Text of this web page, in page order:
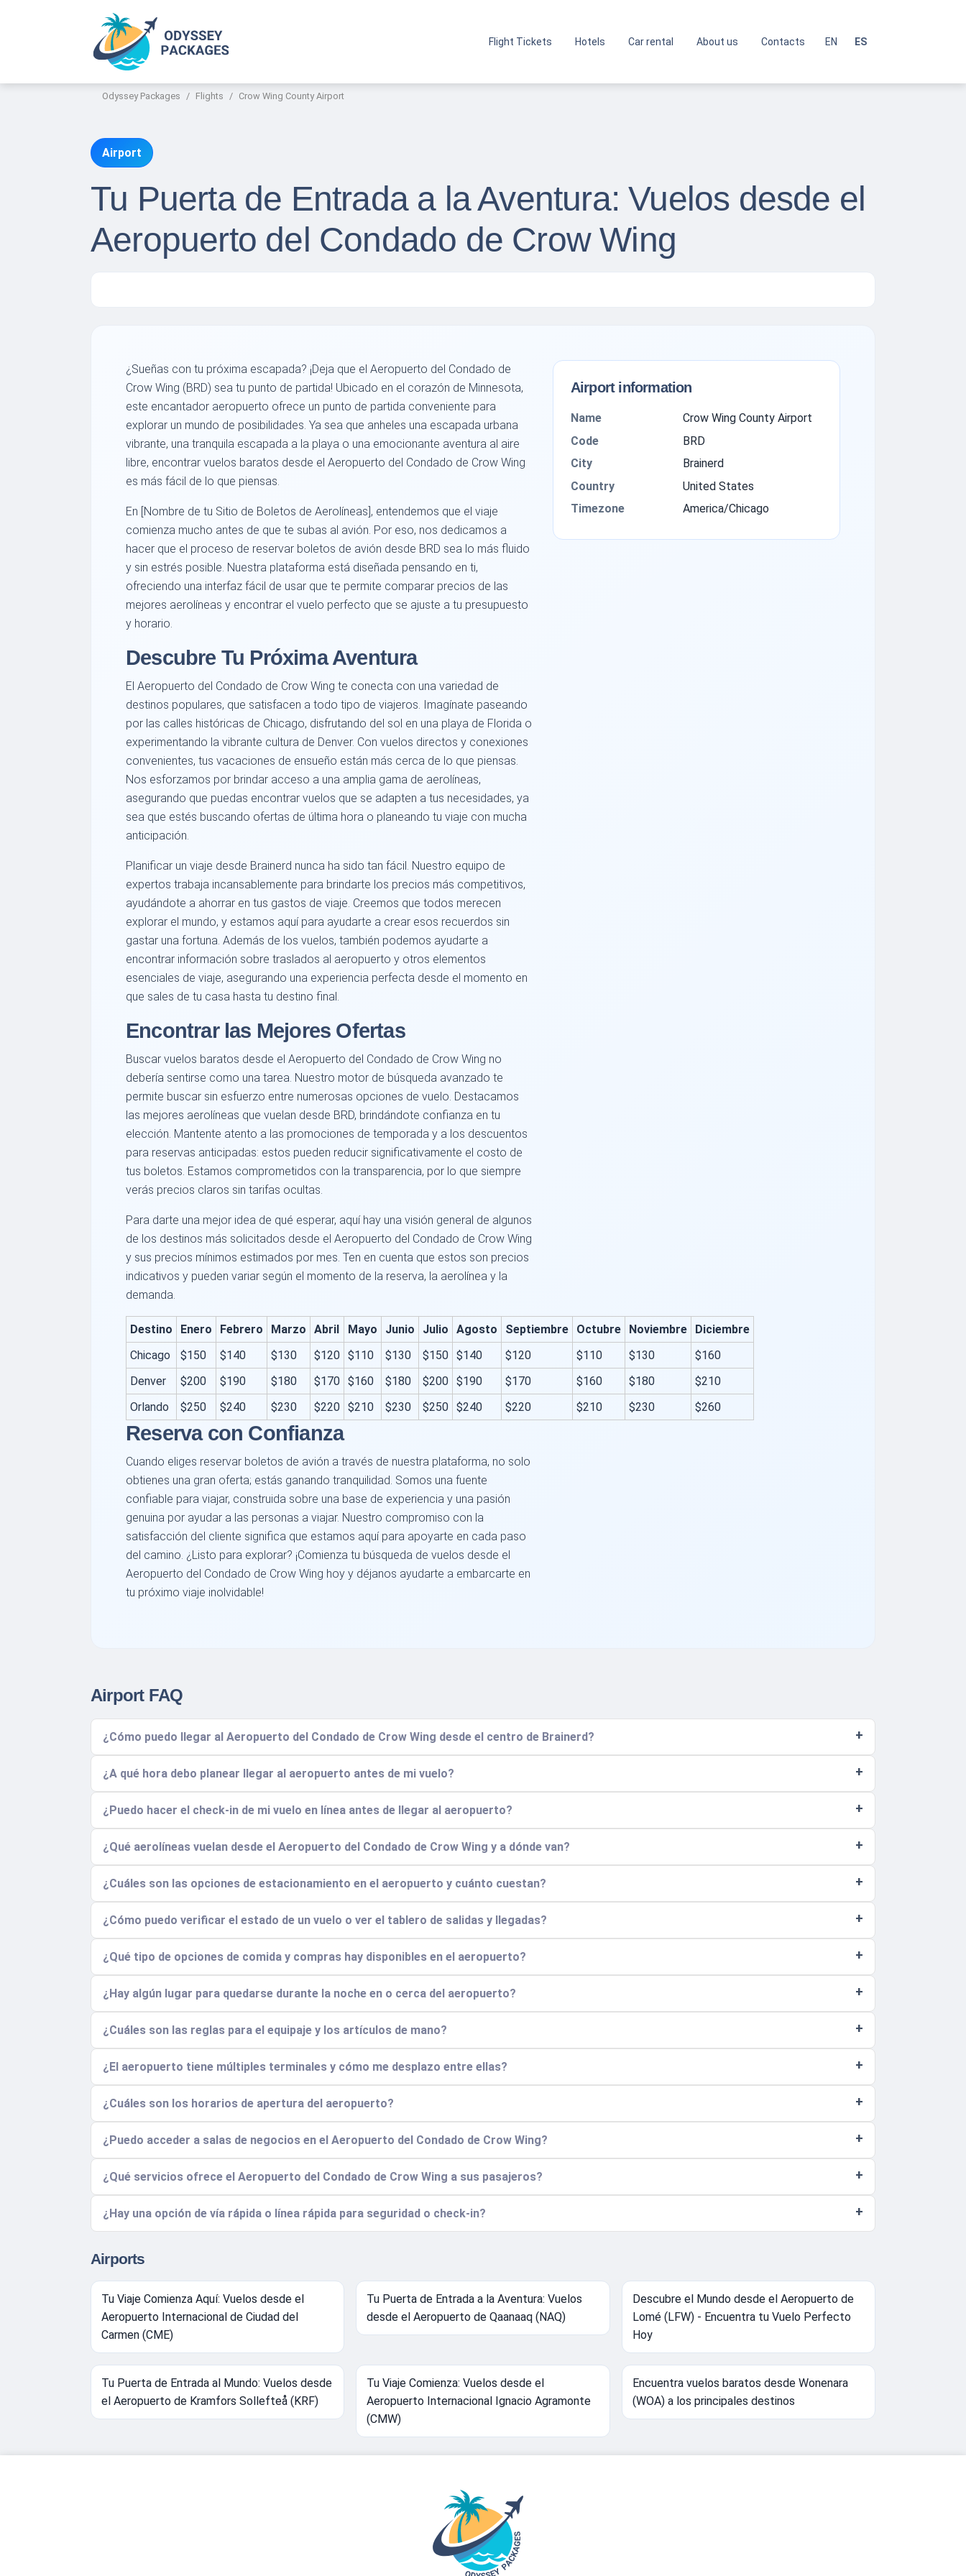
Flight Tickets Hotels Car rental About us Contacts EN ES
Odyssey Packages Flights Crow Wing County Airport
Airport
Tu Puerta de Entrada a la Aventura: Vuelos desde el
Aeropuerto del Condado de Crow Wing
¿Sueñas con tu próxima escapada? ¡Deja que el Aeropuerto del Condado de
Crow Wing (BRD) sea tu punto de partida! Ubicado en el corazón de Minnesota,
este encantador aeropuerto ofrece un punto de partida conveniente para
explorar un mundo de posibilidades. Ya sea que anheles una escapada urbana
vibrante, una tranquila escapada a la playa o una emocionante aventura al aire
libre, encontrar vuelos baratos desde el Aeropuerto del Condado de Crow Wing
es más fácil de lo que piensas.
En [Nombre de tu Sitio de Boletos de Aerolíneas], entendemos que el viaje
comienza mucho antes de que te subas al avión. Por eso, nos dedicamos a
hacer que el proceso de reservar boletos de avión desde BRD sea lo más fluido
y sin estrés posible. Nuestra plataforma está diseñada pensando en ti,
ofreciendo una interfaz fácil de usar que te permite comparar precios de las
mejores aerolíneas y encontrar el vuelo perfecto que se ajuste a tu presupuesto
y horario.
Descubre Tu Próxima Aventura
El Aeropuerto del Condado de Crow Wing te conecta con una variedad de
destinos populares, que satisfacen a todo tipo de viajeros. Imagínate paseando
por las calles históricas de Chicago, disfrutando del sol en una playa de Florida o
experimentando la vibrante cultura de Denver. Con vuelos directos y conexiones
convenientes, tus vacaciones de ensueño están más cerca de lo que piensas.
Nos esforzamos por brindar acceso a una amplia gama de aerolíneas,
asegurando que puedas encontrar vuelos que se adapten a tus necesidades, ya
sea que estés buscando ofertas de última hora o planeando tu viaje con mucha
anticipación.
Planificar un viaje desde Brainerd nunca ha sido tan fácil. Nuestro equipo de
expertos trabaja incansablemente para brindarte los precios más competitivos,
ayudándote a ahorrar en tus gastos de viaje. Creemos que todos merecen
explorar el mundo, y estamos aquí para ayudarte a crear esos recuerdos sin
gastar una fortuna. Además de los vuelos, también podemos ayudarte a
encontrar información sobre traslados al aeropuerto y otros elementos
esenciales de viaje, asegurando una experiencia perfecta desde el momento en
que sales de tu casa hasta tu destino final.
Encontrar las Mejores Ofertas
Buscar vuelos baratos desde el Aeropuerto del Condado de Crow Wing no
debería sentirse como una tarea. Nuestro motor de búsqueda avanzado te
permite buscar sin esfuerzo entre numerosas opciones de vuelo. Destacamos
las mejores aerolíneas que vuelan desde BRD, brindándote confianza en tu
elección. Mantente atento a las promociones de temporada y a los descuentos
para reservas anticipadas: estos pueden reducir significativamente el costo de
tus boletos. Estamos comprometidos con la transparencia, por lo que siempre
verás precios claros sin tarifas ocultas.
Para darte una mejor idea de qué esperar, aquí hay una visión general de algunos
de los destinos más solicitados desde el Aeropuerto del Condado de Crow Wing
y sus precios mínimos estimados por mes. Ten en cuenta que estos son precios
indicativos y pueden variar según el momento de la reserva, la aerolínea y la
demanda.
Destino Enero Febrero Marzo Abril Mayo Junio Julio Agosto Septiembre Octubre Noviembre
Diciembre
Chicago
$150 $140 $130 $120 $110 $130 $150 $140 $120 $110 $130
$160
Denver
$200 $190 $180 $170 $160 $180 $200 $190 $170 $160 $180
$210
Orlando
$250 $240 $230 $220 $210 $230 $250 $240 $220 $210 $230 $260
Reserva con Confianza
Cuando eliges reservar boletos de avión a través de nuestra plataforma, no solo
obtienes una gran oferta; estás ganando tranquilidad. Somos una fuente
confiable para viajar, construida sobre una base de experiencia y una pasión
genuina por ayudar a las personas a viajar. Nuestro compromiso con la
satisfacción del cliente significa que estamos aquí para apoyarte en cada paso
del camino. ¿Listo para explorar? ¡Comienza tu búsqueda de vuelos desde el
Aeropuerto del Condado de Crow Wing hoy y déjanos ayudarte a embarcarte en
tu próximo viaje inolvidable!
Airport information
Name
Crow Wing County Airport
Code
BRD
City
Brainerd
Country
United States
Timezone
America/Chicago
Airport FAQ
¿Cómo puedo llegar al Aeropuerto del Condado de Crow Wing desde el centro de Brainerd?
¿A qué hora debo planear llegar al aeropuerto antes de mi vuelo?
¿Puedo hacer el check-in de mi vuelo en línea antes de llegar al aeropuerto?
¿Qué aerolíneas vuelan desde el Aeropuerto del Condado de Crow Wing y a dónde van?
¿Cuáles son las opciones de estacionamiento en el aeropuerto y cuánto cuestan?
¿Cómo puedo verificar el estado de un vuelo o ver el tablero de salidas y llegadas?
¿Qué tipo de opciones de comida y compras hay disponibles en el aeropuerto?
¿Hay algún lugar para quedarse durante la noche en o cerca del aeropuerto?
¿Cuáles son las reglas para el equipaje y los artículos de mano?
¿El aeropuerto tiene múltiples terminales y cómo me desplazo entre ellas?
¿Cuáles son los horarios de apertura del aeropuerto?
¿Puedo acceder a salas de negocios en el Aeropuerto del Condado de Crow Wing?
¿Qué servicios ofrece el Aeropuerto del Condado de Crow Wing a sus pasajeros?
¿Hay una opción de vía rápida o línea rápida para seguridad o check-in?
Airports
Tu Viaje Comienza Aquí: Vuelos desde el
Aeropuerto Internacional de Ciudad del
Carmen (CME)
Tu Puerta de Entrada a la Aventura: Vuelos
desde el Aeropuerto de Qaanaaq (NAQ)
Descubre el Mundo desde el Aeropuerto de
Lomé (LFW) - Encuentra tu Vuelo Perfecto
Hoy
Tu Puerta de Entrada al Mundo: Vuelos desde
el Aeropuerto de Kramfors Sollefteå (KRF)
Tu Viaje Comienza: Vuelos desde el
Aeropuerto Internacional Ignacio Agramonte
(CMW)
Encuentra vuelos baratos desde Wonenara
(WOA) a los principales destinos